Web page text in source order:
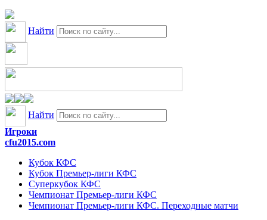
Найти
Найти
Игроки
cfu2015.com
Кубок КФС
Кубок Премьер-лиги КФС
Суперкубок КФС
Чемпионат Премьер-лиги КФС
Чемпионат Премьер-лиги КФС. Переходные матчи